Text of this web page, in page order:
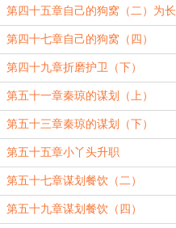
第四十五章自己的狗窝（二）为长
长的路_20191020718
第四十七章自己的狗窝（四）
第四十九章折磨护卫（下）
第五十一章秦琼的谋划（上）
第五十三章秦琼的谋划（下）
第五十五章小丫头升职
第五十七章谋划餐饮（二）
第五十九章谋划餐饮（四）